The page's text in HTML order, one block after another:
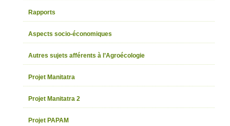
Rapports
Aspects socio-économiques
Autres sujets afférents à l’Agroécologie
Projet Manitatra
Projet Manitatra 2
Projet PAPAM